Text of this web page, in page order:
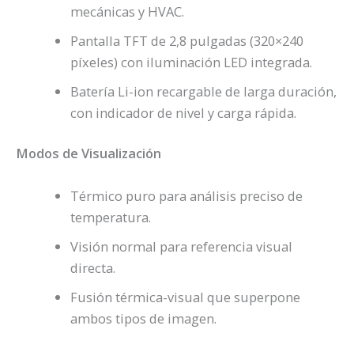
mecánicas y HVAC.
Pantalla TFT de 2,8 pulgadas (320×240
píxeles) con iluminación LED integrada.
Batería Li-ion recargable de larga duración,
con indicador de nivel y carga rápida.
Modos de Visualización
Térmico puro para análisis preciso de
temperatura.
Visión normal para referencia visual
directa.
Fusión térmica-visual que superpone
ambos tipos de imagen.